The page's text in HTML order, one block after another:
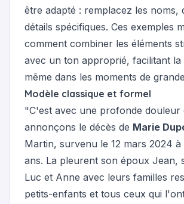
être adapté : remplacez les noms,
détails spécifiques. Ces exemples
comment combiner les éléments
avec un ton approprié, facilitant la
même dans les moments de
Modèle classique et formel
"C'est avec une profonde douleur
annonçons le décès de Marie
Martin, survenu le 12 mars 2024 à
ans. La pleurent son époux Jean,
Luc et Anne avec leurs familles
petits-enfants et tous ceux qui